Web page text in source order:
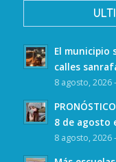
El municipio
calles
8 agosto, 2026
8 de agosto
8 agosto, 2026